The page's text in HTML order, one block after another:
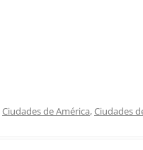
Ciudades de América,Ciudades